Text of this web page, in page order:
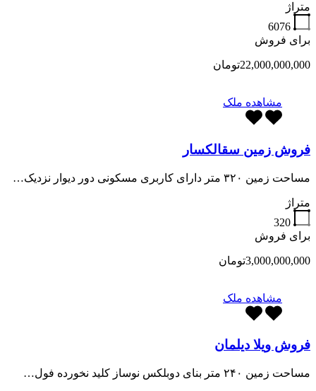
متراژ
6076
برای فروش
22,000,000,000تومان
مشاهده ملک
فروش زمین سقالکسار
مساحت زمین ۳۲۰ متر دارای کاربری مسکونی دور دیوار نزدیک…
متراژ
320
برای فروش
3,000,000,000تومان
مشاهده ملک
فروش ویلا دیلمان
مساحت زمین ۲۴۰ متر بنای دوبلکس نوساز کلید نخورده فول…